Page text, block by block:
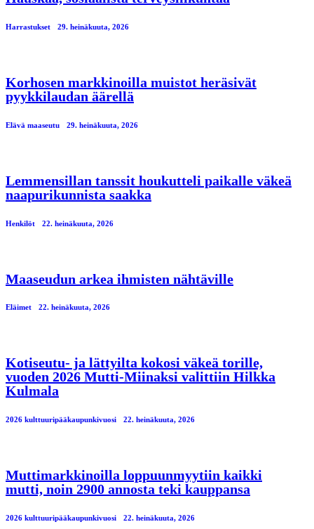
Harrastukset 29. heinäkuuta, 2026
Korhosen markkinoilla muistot heräsivät
pyykkilaudan äärellä
Elävä maaseutu 29. heinäkuuta, 2026
Lemmensillan tanssit houkutteli paikalle väkeä
naapurikunnista saakka
Henkilöt 22. heinäkuuta, 2026
Maaseudun arkea ihmisten nähtäville
Eläimet 22. heinäkuuta, 2026
Kotiseutu- ja lättyilta kokosi väkeä torille,
vuoden 2026 Mutti-Miinaksi valittiin Hilkka
Kulmala
2026 kulttuuripääkaupunkivuosi 22. heinäkuuta, 2026
Muttimarkkinoilla loppuunmyytiin kaikki
mutti, noin 2900 annosta teki kauppansa
2026 kulttuuripääkaupunkivuosi 22. heinäkuuta, 2026